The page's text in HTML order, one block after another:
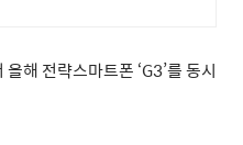
해 전략스마트폰 ‘G3’를 동시